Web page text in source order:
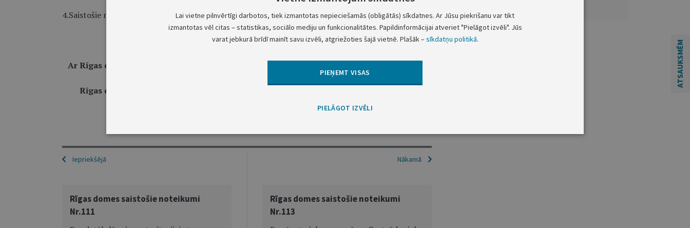
4.Saistošie noteikumi publicējami laikrakstā "Rīgas Balss".
Domes priekšsēdētājsA.Ārgalis
Ar Rīgas domes saistošajos noteikumos Nr.112 apstiprināto detālplānojumu var iepazīties
Rīgas domes Pilsētas attīstības departamenta Pilsētplānošanas nodaļā Amatu ielā 4
Iepriekšējā Nākamā
Rīgas domes saistošie noteikumi
Nr.111
Rīgas domes saistošie noteikumi
Nr.113
ATSAUKSMĒM
Lai vietne pilnvērtīgi darbotos, tiek izmantotas nepieciešamās (obligātās) sīkdatnes. Ar Jūsu piekrišanu var tikt
izmantotas vēl citas – statistikas, sociālo mediju un funkcionalitātes. Papildinformācijai atveriet "Pielāgot izvēli". Jūs
varat jebkurā brīdī mainīt savu izvēli, atgriežoties šajā vietnē. Plašāk –sīkdatņu politikā.
PIEŅEMT VISAS
PIELĀGOT IZVĒLI